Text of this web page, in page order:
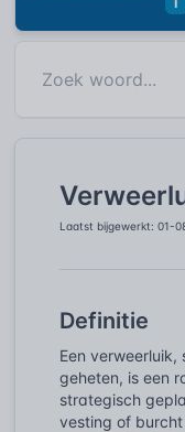
Laatst bijgewerkt: 01-
Definitie
Een
geheten, is een
strategisch
vesting of